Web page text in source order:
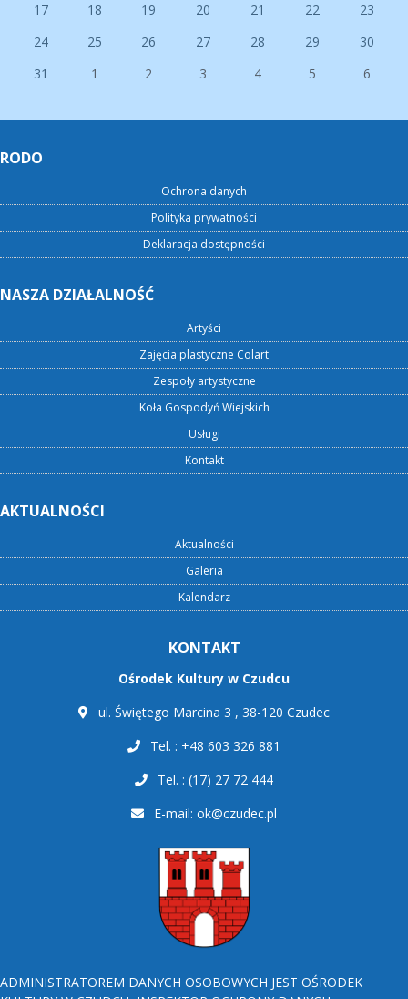
17
18 19 20 21 22
23
24
25 26 27 28 29
30
31
1 2 3 4 5 6
RODO
Ochrona danych
Polityka prywatności
Deklaracja dostępności
NASZA DZIAŁALNOŚĆ
Artyści
Zajęcia plastyczne Colart
Zespoły artystyczne
Koła Gospodyń Wiejskich
Usługi
Kontakt
AKTUALNOŚCI
Aktualności
Galeria
Kalendarz
KONTAKT
Ośrodek Kultury w Czudcu
ul. Świętego Marcina 3 , 38-120 Czudec
Tel. : +48 603 326 881
Tel. : (17) 27 72 444
E-mail: ok@czudec.pl
ADMINISTRATOREM DANYCH OSOBOWYCH JEST OŚRODEK